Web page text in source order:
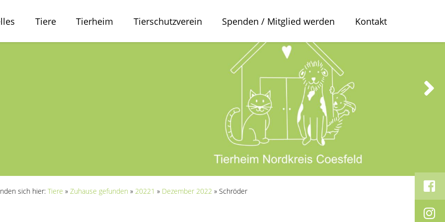
Tiere Tierheim Tierschutzverein Spenden / Mitglied werden Kontakt
sich hier: Tiere » Zuhause gefunden » 20221 » Dezember 2022 » Schröder